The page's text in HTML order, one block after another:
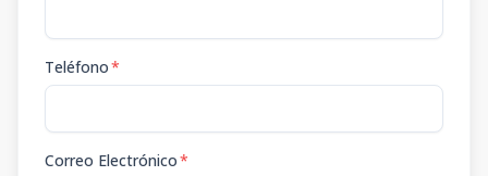
Teléfono*
Correo Electrónico*